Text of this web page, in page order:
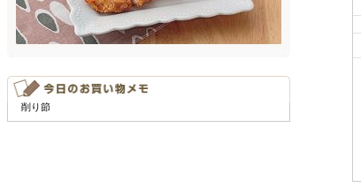
削り節